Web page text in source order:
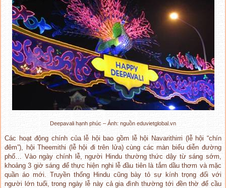
Deepavali hạnh phúc – Ảnh: nguồn eduvietglobal.vn
Các hoạt động chính của lễ hội bao gồm lễ hội Navarithirri (lễ hội “chín
đêm”), hội Theemithi (lễ hội đi trên lửa) cùng các màn biểu diễn đường
phố… Vào ngày chính lễ, người Hindu thường thức dậy từ sáng sớm,
khoảng 3 giờ sáng để thực hiện nghi lễ đầu tiên là tắm dầu thơm và mặc
quần áo mới. Truyền thống Hindu cũng bày tỏ sự kính trọng đối với
người lớn tuổi, trong ngày lễ này cả gia đình thường tới đền thờ để cầu